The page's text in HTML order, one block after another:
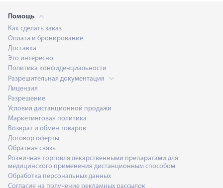
Помощь
Как сделать заказ
Оплата и бронирование
Доставка
Это интересно
Политика конфиденциальности
Разрешительная документация
Лицензия
Разрешение
Условия дистанционной продажи
Маркетинговая политика
Возврат и обмен товаров
Договор оферты
Обратная связь
Розничная торговля лекарственными препаратами для
медицинского применения дистанционным способом
Обработка персональных данных
Согласие на получение рекламных рассылок